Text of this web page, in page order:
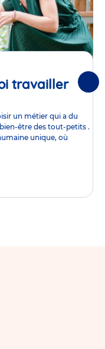
travailler
un métier qui a du
être des tout-petits .
unique, où